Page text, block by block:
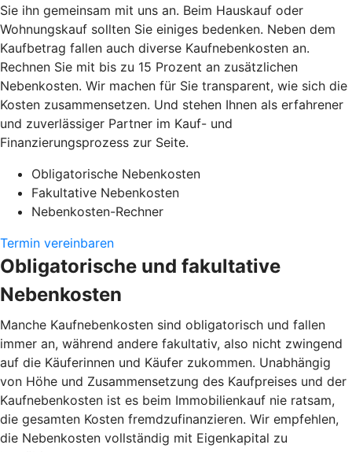
Sie ihn gemeinsam mit uns an. Beim Hauskauf oder
Wohnungskauf sollten Sie einiges bedenken. Neben dem
Kaufbetrag fallen auch diverse Kaufnebenkosten an.
Rechnen Sie mit bis zu 15 Prozent an zusätzlichen
Nebenkosten. Wir machen für Sie transparent, wie sich die
Kosten zusammensetzen. Und stehen Ihnen als erfahrener
und zuverlässiger Partner im Kauf- und
Finanzierungsprozess zur Seite.
Obligatorische Nebenkosten
Fakultative Nebenkosten
Nebenkosten-Rechner
Termin vereinbaren
Obligatorische und fakultative
Nebenkosten
Manche Kaufnebenkosten sind obligatorisch und fallen
immer an, während andere fakultativ, also nicht zwingend
auf die Käuferinnen und Käufer zukommen. Unabhängig
von Höhe und Zusammensetzung des Kaufpreises und der
Kaufnebenkosten ist es beim Immobilienkauf nie ratsam,
die gesamten Kosten fremdzufinanzieren. Wir empfehlen,
die Nebenkosten vollständig mit Eigenkapital zu